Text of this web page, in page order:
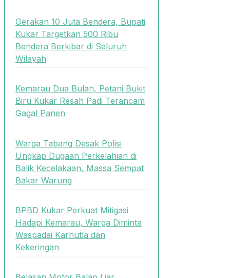
Gerakan 10 Juta Bendera, Bupati
Kukar Targetkan 500 Ribu
Bendera Berkibar di Seluruh
Wilayah
Kemarau Dua Bulan, Petani Bukit
Biru Kukar Resah Padi Terancam
Gagal Panen
Warga Tabang Desak Polisi
Ungkap Dugaan Perkelahian di
Balik Kecelakaan, Massa Sempat
Bakar Warung
BPBD Kukar Perkuat Mitigasi
Hadapi Kemarau, Warga Diminta
Waspadai Karhutla dan
Kekeringan